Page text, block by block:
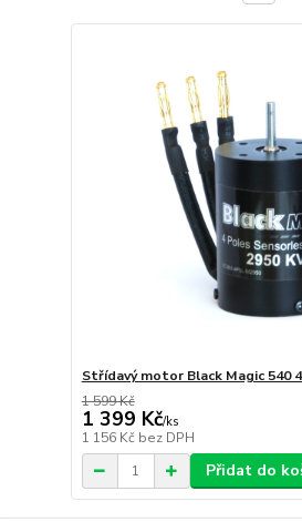
Střídavý motor Black Magic 540
1 599 Kč
1 399 Kč/ks
1 156 Kč bez DPH
Přidat do